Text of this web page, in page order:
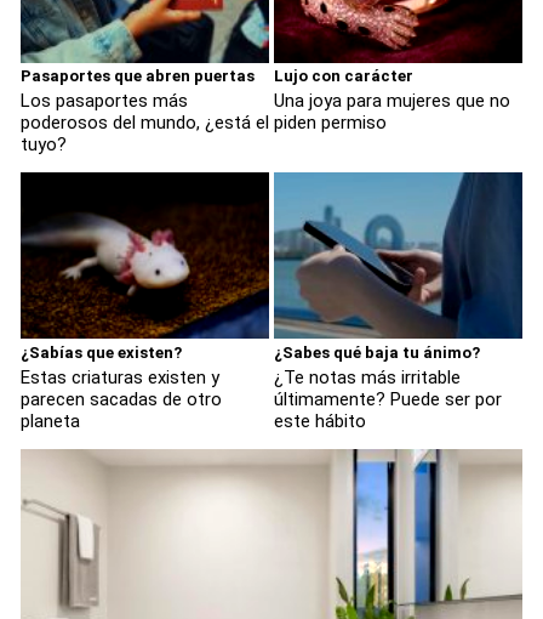
Pasaportes que abren puertas
Los pasaportes más
poderosos del mundo, ¿está el
tuyo?
Lujo con carácter
Una joya para mujeres que no
piden permiso
¿Sabías que existen?
Estas criaturas existen y
parecen sacadas de otro
planeta
¿Sabes qué baja tu ánimo?
¿Te notas más irritable
últimamente? Puede ser por
este hábito